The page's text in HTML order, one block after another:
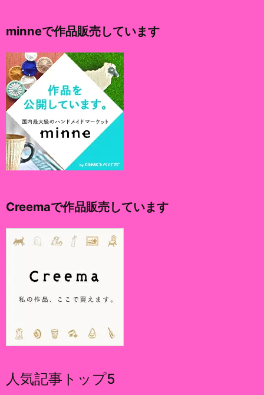
ブ
minneで作品販売しています
Creemaで作品販売しています
人気記事トップ5